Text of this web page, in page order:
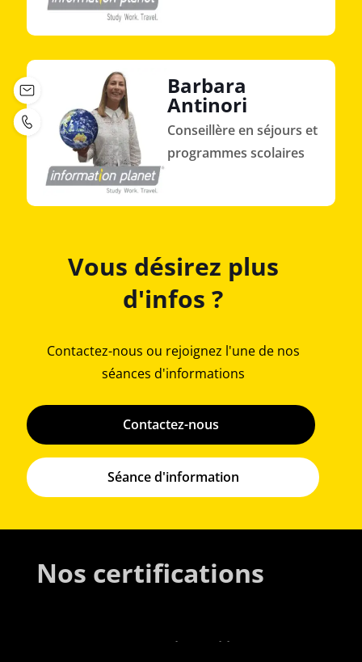
Vous désirez plus
d'infos ?
Contactez-nous ou rejoignez l'une de nos
séances d'informations
Contactez-nous
Séance d'information
Barbara
Antinori
Conseillère en séjours et
programmes scolaires
Nos certifications